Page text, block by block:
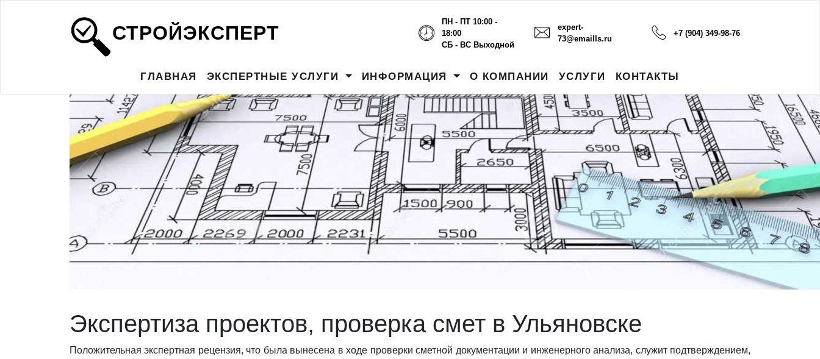
СТРОЙЭКСПЕРТ
ПН - ПТ 10:00 -
18:00
СБ - ВС Выходной
expert-
73@emaills.ru
+7 (904) 349-98-76
ГЛАВНАЯ ЭКСПЕРТНЫЕ УСЛУГИ ИНФОРМАЦИЯ О КОМПАНИИ УСЛУГИ КОНТАКТЫ
Экспертиза проектов, проверка смет в Ульяновске
Положительная экспертная рецензия, что была вынесена в ходе проверки сметной документации и инженерного анализа, служит подтверждением,